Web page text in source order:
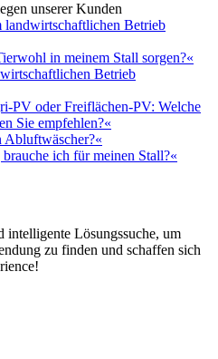
unserer Kunden
landwirtschaftlichen Betrieb
in meinem Stall sorgen?«
Betrieb
PV oder Freiflächen-PV: Welche
Sie empfehlen?«
Abluftwäscher?«
ich für meinen Stall?«
intelligente Lösungssuche, um
zu finden und schaffen sich